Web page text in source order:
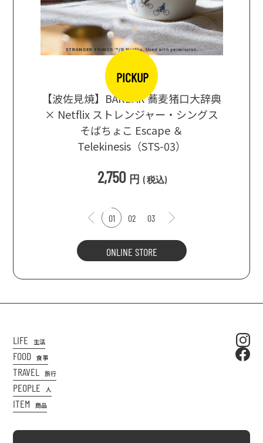
PICKUP
【波佐見焼】BARBAR 蕎麦猪口大辞典
× Netflix ストレンジャー・シングス
そばちょこ Escape ＆
Telekinesis（STS-03）
2,750 円 (税込)
01 02 03
ONLINE STORE
LIFE 生活
FOOD 食事
TRAVEL 旅行
PEOPLE 人
ITEM 商品